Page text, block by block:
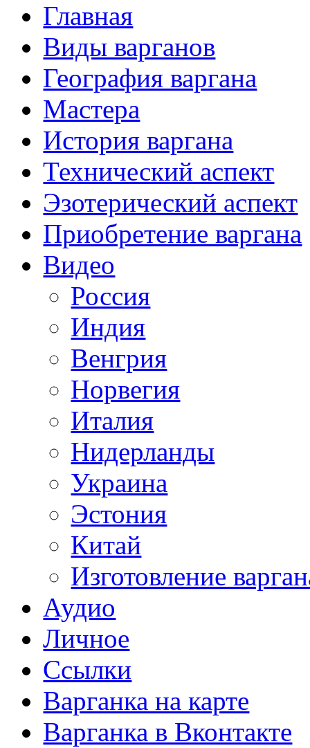
Главная
Виды варганов
География варгана
Мастера
История варгана
Технический аспект
Эзотерический аспект
Приобретение варгана
Видео
Россия
Индия
Венгрия
Норвегия
Италия
Нидерланды
Украина
Эстония
Китай
Изготовление
Аудио
Личное
Ссылки
Варганка на карте
Варганка в Вконтакте